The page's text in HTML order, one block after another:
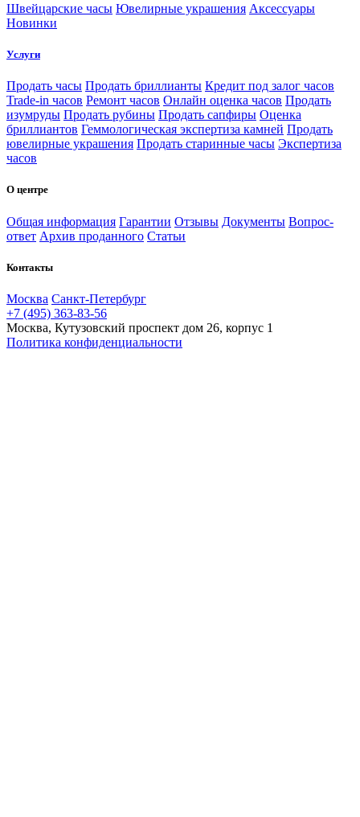
Швейцарские часы Ювелирные украшения Аксессуары
Новинки
Услуги
Продать часы Продать бриллианты Кредит под залог часов
Trade-in часов Ремонт часов Онлайн оценка часов Продать
изумруды Продать рубины Продать сапфиры Оценка
бриллиантов Геммологическая экспертиза камней Продать
ювелирные украшения Продать старинные часы Экспертиза
часов
О центре
Общая информация Гарантии Отзывы Документы Вопрос-
ответ Архив проданного Статьи
Контакты
Москва Санкт-Петербург
+7 (495) 363-83-56
Москва, Кутузовский проспект дом 26, корпус 1
Политика конфиденциальности